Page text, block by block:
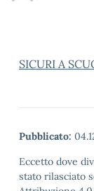
SICURI A
Pubblicato:
Eccetto dove
stato rilasciato